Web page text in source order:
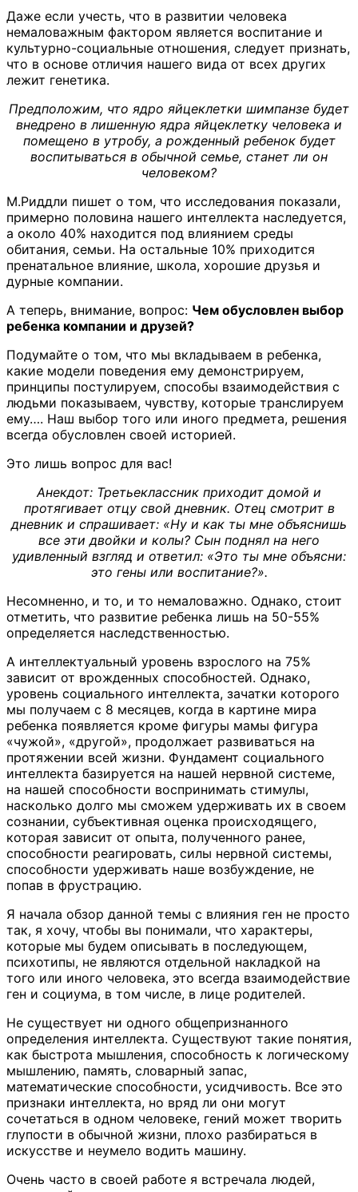
Даже если учесть, что в развитии человека
немаловажным фактором является воспитание и
культурно-социальные отношения, следует признать,
что в основе отличия нашего вида от всех других
лежит генетика.
Предположим, что ядро яйцеклетки шимпанзе будет
внедрено в лишенную ядра яйцеклетку человека и
помещено в утробу, а рожденный ребенок будет
воспитываться в обычной семье, станет ли он
человеком?
М.Риддли пишет о том, что исследования показали,
примерно половина нашего интеллекта наследуется,
а около 40% находится под влиянием среды
обитания, семьи. На остальные 10% приходится
пренатальное влияние, школа, хорошие друзья и
дурные компании.
А теперь, внимание, вопрос: Чем обусловлен выбор
ребенка компании и друзей?
Подумайте о том, что мы вкладываем в ребенка,
какие модели поведения ему демонстрируем,
принципы постулируем, способы взаимодействия с
людьми показываем, чувству, которые транслируем
ему…. Наш выбор того или иного предмета, решения
всегда обусловлен своей историей.
Это лишь вопрос для вас!
Анекдот: Третьеклассник приходит домой и
протягивает отцу свой дневник. Отец смотрит в
дневник и спрашивает: «Ну и как ты мне объяснишь
все эти двойки и колы? Сын поднял на него
удивленный взгляд и ответил: «Это ты мне объясни:
это гены или воспитание?».
Несомненно, и то, и то немаловажно. Однако, стоит
отметить, что развитие ребенка лишь на 50-55%
определяется наследственностью.
А интеллектуальный уровень взрослого на 75%
зависит от врожденных способностей. Однако,
уровень социального интеллекта, зачатки которого
мы получаем с 8 месяцев, когда в картине мира
ребенка появляется кроме фигуры мамы фигура
«чужой», «другой», продолжает развиваться на
протяжении всей жизни. Фундамент социального
интеллекта базируется на нашей нервной системе,
на нашей способности воспринимать стимулы,
насколько долго мы сможем удерживать их в своем
сознании, субъективная оценка происходящего,
которая зависит от опыта, полученного ранее,
способности реагировать, силы нервной системы,
способности удерживать наше возбуждение, не
попав в фрустрацию.
Я начала обзор данной темы с влияния ген не просто
так, я хочу, чтобы вы понимали, что характеры,
которые мы будем описывать в последующем,
психотипы, не являются отдельной накладкой на
того или иного человека, это всегда взаимодействие
ген и социума, в том числе, в лице родителей.
Не существует ни одного общепризнанного
определения интеллекта. Существуют такие понятия,
как быстрота мышления, способность к логическому
мышлению, память, словарный запас,
математические способности, усидчивость. Все это
признаки интеллекта, но вряд ли они могут
сочетаться в одном человеке, гений может творить
глупости в обычной жизни, плохо разбираться в
искусстве и неумело водить машину.
Очень часто в своей работе я встречала людей,